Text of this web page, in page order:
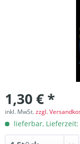
1,30 € *
inkl. MwSt.zzgl.
lieferbar,